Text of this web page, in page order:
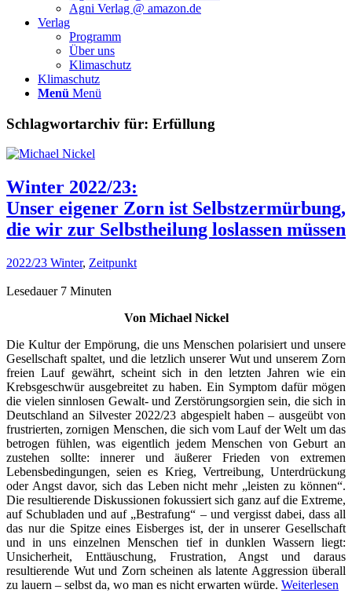
Agni Verlag @ amazon.de
Verlag
Programm
Über uns
Klimaschutz
Klimaschutz
Menü Menü
Schlagwortarchiv für: Erfüllung
Winter 2022/23:
Unser eigener Zorn ist Selbstzermürbung,
die wir zur Selbstheilung loslassen müssen
2022/23 Winter, Zeitpunkt
Lesedauer 7 Minuten
Von Michael Nickel
Die Kultur der Empörung, die uns Menschen polarisiert und unsere
Gesellschaft spaltet, und die letzlich unserer Wut und unserem Zorn
freien Lauf gewährt, scheint sich in den letzten Jahren wie ein
Krebsgeschwür ausgebreitet zu haben. Ein Symptom dafür mögen
die vielen sinnlosen Gewalt- und Zerstörungsorgien sein, die sich in
Deutschland an Silvester 2022/23 abgespielt haben – ausgeübt von
frustrierten, zornigen Menschen, die sich vom Lauf der Welt um das
betrogen fühlen, was eigentlich jedem Menschen von Geburt an
zustehen sollte: innerer und äußerer Frieden von extremen
Lebensbedingungen, seien es Krieg, Vertreibung, Unterdrückung
oder Angst davor, sich das Leben nicht mehr „leisten zu können“.
Die resultierende Diskussionen fokussiert sich ganz auf die Extreme,
auf Schubladen und auf „Bestrafung“ – und vergisst dabei, dass all
das nur die Spitze eines Eisberges ist, der in unserer Gesellschaft
und in uns einzelnen Menschen tief in dunklen Wassern liegt:
Unsicherheit, Enttäuschung, Frustration, Angst und daraus
resultierende Wut und Zorn scheinen als latente Aggression überall
zu lauern – selbst da, wo man es nicht erwarten würde. Weiterlesen